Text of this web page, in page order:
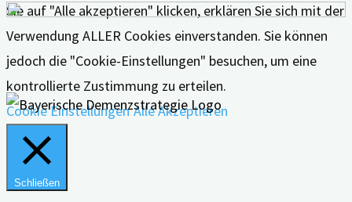
Sie auf "Alle akzeptieren" klicken, erklären Sie sich mit der
Verwendung ALLER Cookies einverstanden. Sie können
jedoch die "Cookie-Einstellungen" besuchen, um eine
kontrollierte Zustimmung zu erteilen.
Cookie Einstellungen Alle Akzeptieren
Schließen